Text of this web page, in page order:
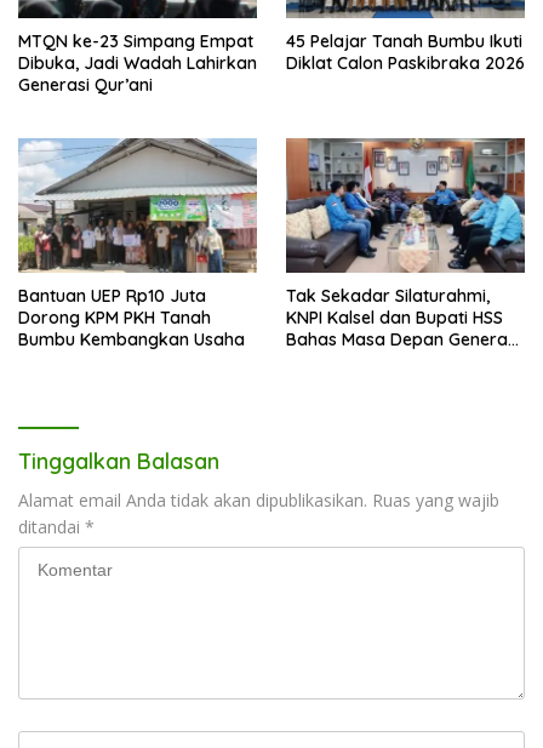
MTQN ke-23 Simpang Empat
Dibuka, Jadi Wadah Lahirkan
Generasi Qur’ani
45 Pelajar Tanah Bumbu Ikuti
Diklat Calon Paskibraka 2026
Bantuan UEP Rp10 Juta
Dorong KPM PKH Tanah
Bumbu Kembangkan Usaha
Tak Sekadar Silaturahmi,
KNPI Kalsel dan Bupati HSS
Bahas Masa Depan Generasi
Tinggalkan Balasan
Alamat email Anda tidak akan dipublikasikan. Ruas yang wajib
ditandai *